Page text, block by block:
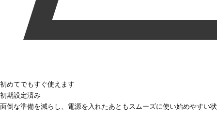
初めてでもすぐ使えます
初期設定済み
面倒な準備を減らし、電源を入れたあともスムーズに使い始めやすい